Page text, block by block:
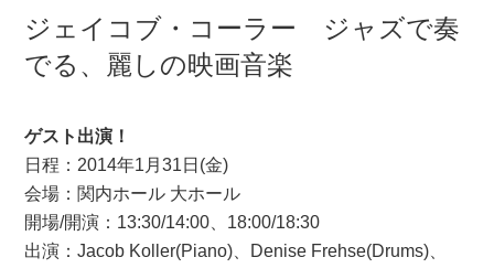
ジェイコブ・コーラー ジャズで奏
でる、麗しの映画音楽
ゲスト出演！
日程：2014年1月31日(金)
会場：関内ホール 大ホール
開場/開演：13:30/14:00、18:00/18:30
出演：Jacob Koller(Piano)、Denise Frehse(Drums)、